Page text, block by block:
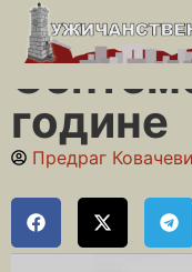
Почетна»Шездесете»
године
Предраг